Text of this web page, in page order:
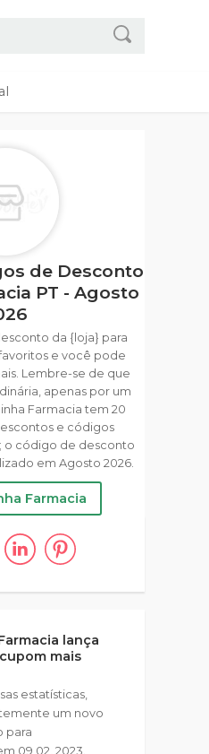
de Desconto
PT - Agosto
da {loja} para
e você pode
Lembre-se de que
apenas por um
Farmacia tem 20
e códigos
o código de desconto
em Agosto 2026.
Farmacia
lança
mais
estatísticas,
um novo
para
09 02, 2023.